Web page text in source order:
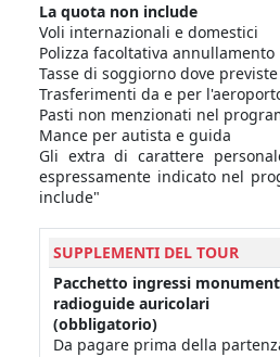
La quota non include
Voli internazionali e domestici
Polizza facoltativa annullamento
Tasse di soggiorno dove previste
Trasferimenti da e per
Pasti non menzionati nel
Mance per autista e guida
Gli extra di carattere
espressamente indicato nel
include"
SUPPLEMENTI DEL TOUR
Pacchetto ingressi
radioguide auricolari
(obbligatorio)
Da pagare prima della